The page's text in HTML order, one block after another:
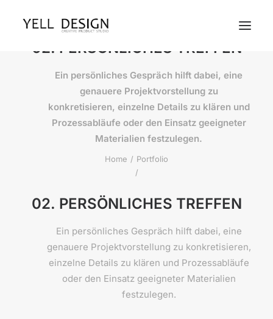
02. PERSÖNLICHES TREFFEN
Ein persönliches Gespräch hilft dabei, eine
genauere Projektvorstellung zu
konkretisieren, einzelne Details zu klären und
Prozessabläufe oder den Einsatz geeigneter
Materialien festzulegen.
Home Portfolio
02. PERSÖNLICHES TREFFEN
Ein persönliches Gespräch hilft dabei, eine
genauere Projektvorstellung zu konkretisieren,
einzelne Details zu klären und Prozessabläufe
oder den Einsatz geeigneter Materialien
festzulegen.